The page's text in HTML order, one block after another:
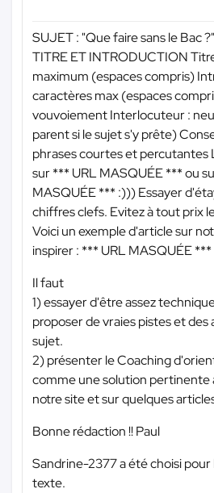
SUJET : "Que faire sans le Bac ?"
TITRE ET INTRODUCTION
maximum (espaces compris)
caractères max (espaces
vouvoiement Interlocuteur :
parent si le sujet s'y prête)
phrases courtes et
sur*** URL MASQUÉE ***ou
MASQUÉE *** :))) Essayer
chiffres clefs. Evitez à tout prix
Voici un exemple d'article sur
inspirer : *** URL MASQUÉE ***
Il faut
1) essayer d'être assez
proposer de vraies pistes et des
sujet.
2) présenter le Coaching
comme une solution pertinente
notre site et sur quelques
Bonne rédaction !! Paul
Sandrine-2377 a été choisi
texte.